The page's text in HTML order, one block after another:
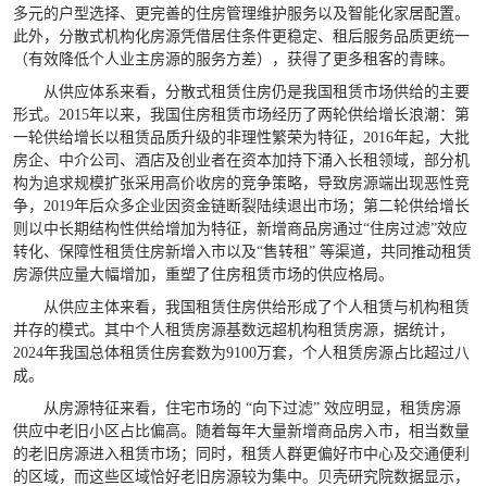
多元的户型选择、更完善的住房管理维护服务以及智能化家居配置。
此外，分散式机构化房源凭借居住条件更稳定、租后服务品质更统一
（有效降低个人业主房源的服务方差），获得了更多租客的青睐。
从供应体系来看，分散式租赁住房仍是我国租赁市场供给的主要
形式。2015年以来，我国住房租赁市场经历了两轮供给增长浪潮：第
一轮供给增长以租赁品质升级的非理性繁荣为特征，2016年起，大批
房企、中介公司、酒店及创业者在资本加持下涌入长租领域，部分机
构为追求规模扩张采用高价收房的竞争策略，导致房源端出现恶性竞
争，2019年后众多企业因资金链断裂陆续退出市场；第二轮供给增长
则以中长期结构性供给增加为特征，新增商品房通过“住房过滤”效应
转化、保障性租赁住房新增入市以及“售转租” 等渠道，共同推动租赁
房源供应量大幅增加，重塑了住房租赁市场的供应格局。
从供应主体来看，我国租赁住房供给形成了个人租赁与机构租赁
并存的模式。其中个人租赁房源基数远超机构租赁房源，据统计，
2024年我国总体租赁住房套数为9100万套，个人租赁房源占比超过八
成。
从房源特征来看，住宅市场的 “向下过滤” 效应明显，租赁房源
供应中老旧小区占比偏高。随着每年大量新增商品房入市，相当数量
的老旧房源进入租赁市场；同时，租赁人群更偏好市中心及交通便利
的区域，而这些区域恰好老旧房源较为集中。贝壳研究院数据显示，